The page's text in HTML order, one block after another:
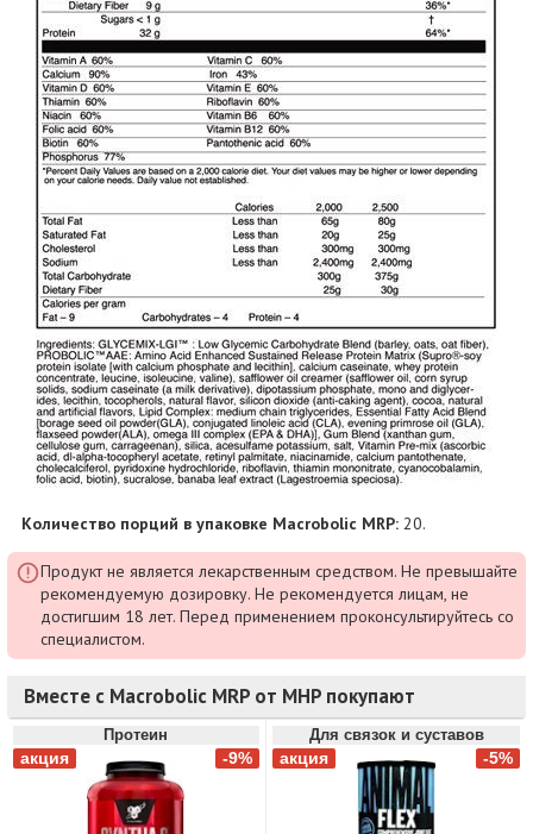
Количество порций в упаковке Macrobolic MRP: 20.
Продукт не является лекарственным средством. Не превышайте
рекомендуемую дозировку. Не рекомендуется лицам, не
достигшим 18 лет. Перед применением проконсультируйтесь со
специалистом.
Вместе с Macrobolic MRP от MHP покупают
Протеин Для связок и суставов